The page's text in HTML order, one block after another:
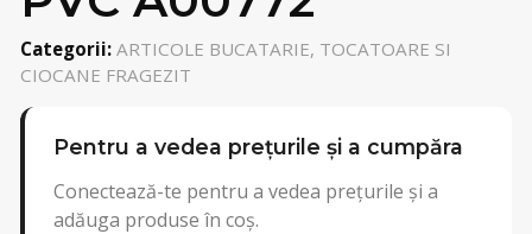
Categorii: ARTICOLE BUCATARIE, TOCATOARE SI
CIOCANE FRAGEZIT
Pentru a vedea prețurile și a cumpăra
Conectează-te pentru a vedea prețurile și a
adăuga produse în coș.